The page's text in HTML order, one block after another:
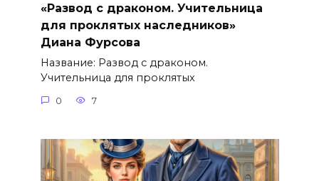
«Развод с драконом. Учительница
для проклятых наследников»
Диана Фурсова
Название: Развод с драконом.
Учительница для проклятых
0 7